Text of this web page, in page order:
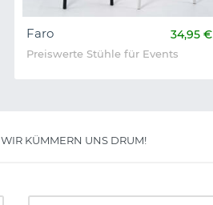
Faro 34,95 €
Preiswerte Stühle für Events
WIR KÜMMERN UNS DRUM!